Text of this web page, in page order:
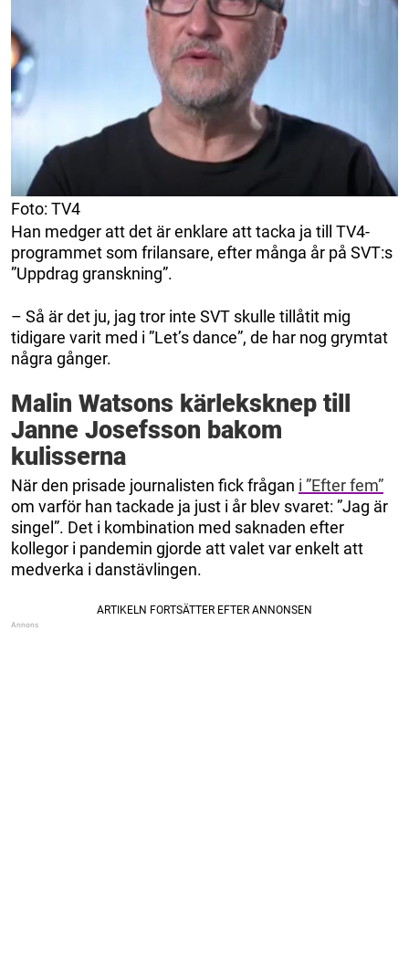
Foto: TV4
Han medger att det är enklare att tacka ja till TV4-
programmet som frilansare, efter många år på SVT:s
”Uppdrag granskning”.
– Så är det ju, jag tror inte SVT skulle tillåtit mig
tidigare varit med i ”Let’s dance”, de har nog grymtat
några gånger.
Malin Watsons kärleksknep till
Janne Josefsson bakom
kulisserna
När den prisade journalisten fick frågan i ”Efter fem”
om varför han tackade ja just i år blev svaret: ”Jag är
singel”. Det i kombination med saknaden efter
kollegor i pandemin gjorde att valet var enkelt att
medverka i danstävlingen.